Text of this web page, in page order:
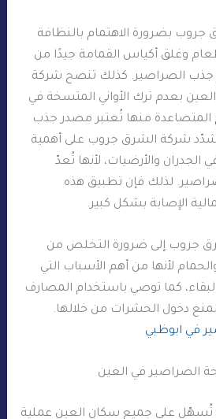
بضرورة الاهتمام بالنظافة
وغلق أكياس القمامة جيدًا من
جذب الصراصير. كذلك تنصح شركة
بعدم ترك الأواني المتسخة في
المتصاعدة منها تُعتبر مصدر جذب
شركة الشرق جروب على أهمية
والأرضيات، لأنها تُعدّ
لذلك فإن تطبيق هذه
الإصابة بشكل كبير.
جروب إلى ضرورة التخلص من
لأنها من أهم الأسباب التي
كما توصي باستخدام المصارف
دخول الحشرات من خلالها.
في ابوظبي
الصراصير في العين
على جميع سكان العين عملية